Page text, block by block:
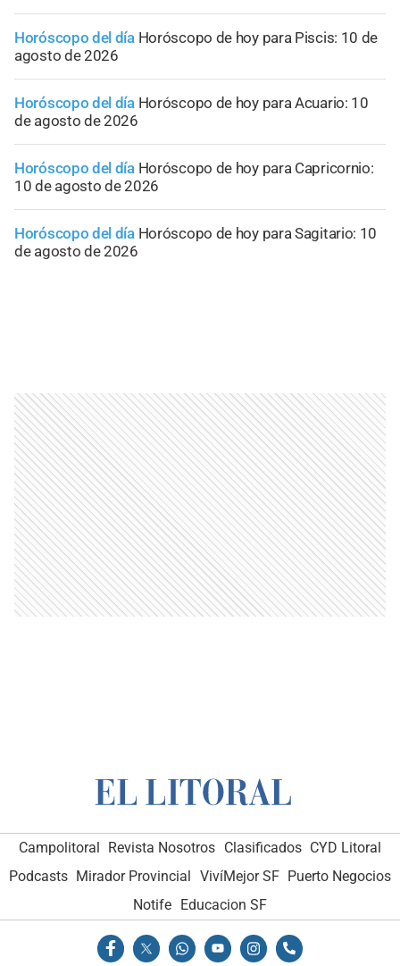
Horóscopo del día Horóscopo de hoy para Piscis: 10 de
agosto de 2026
Horóscopo del día Horóscopo de hoy para Acuario: 10
de agosto de 2026
Horóscopo del día Horóscopo de hoy para Capricornio:
10 de agosto de 2026
Horóscopo del día Horóscopo de hoy para Sagitario: 10
de agosto de 2026
Campolitoral Revista Nosotros Clasificados CYD Litoral
Podcasts Mirador Provincial VivíMejor SF Puerto Negocios
Notife Educacion SF